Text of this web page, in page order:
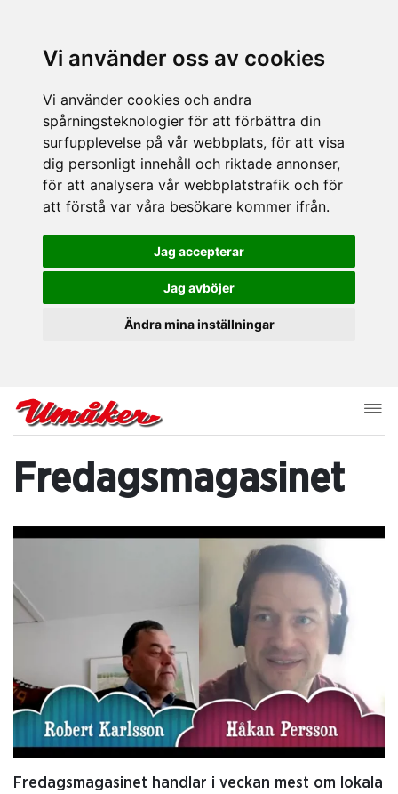
Vi använder oss av cookies
Vi använder cookies och andra
spårningsteknologier för att förbättra din
surfupplevelse på vår webbplats, för att visa
dig personligt innehåll och riktade annonser,
för att analysera vår webbplatstrafik och för
att förstå var våra besökare kommer ifrån.
Jag accepterar
Jag avböjer
Ändra mina inställningar
Fredagsmagasinet
Fredagsmagasinet handlar i veckan mest om lokala